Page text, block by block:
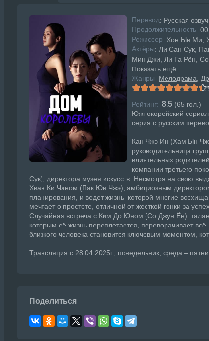
Перевод: Русская
Продолжительность:
Режисcер: Хон Ын Ми,
Актёры: Ли Сан Сук,
Мин Джи, Ли Га Рён,
Показать ещё...
Жанры: Мелодрама
Рейтинг: 8.5 (65 гол.)
Южнокорейский
серия с русским
Кан Чжэ Ин (Хам Ын
руководительница
влиятельных
компании третьего
Сук), директора музея искусств. Несмотря на свою
Хван Ки Чаном (Пак Юн Чжэ), амбициозным директором
планирования, и ведет жизнь, которой многие
мечтает о простоте, отличной от жесткой гонки за
Случайная встреча с Ким До Юном (Со Джун Ён),
которым её жизнь переплетается, переворачивает
близкого человека становится ключевым моментом,
Трансляция с 28.04.2025г., понедельник, среда –
Поделиться